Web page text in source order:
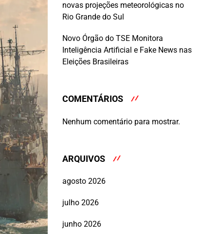
novas projeções meteorológicas no
Rio Grande do Sul
Novo Órgão do TSE Monitora
Inteligência Artificial e Fake News nas
Eleições Brasileiras
COMENTÁRIOS
Nenhum comentário para mostrar.
ARQUIVOS
agosto 2026
julho 2026
junho 2026